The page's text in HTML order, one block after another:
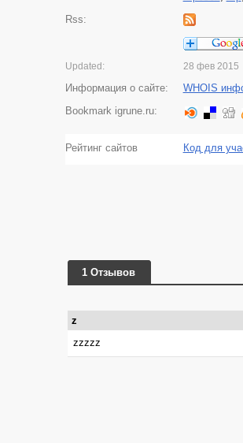
Rss:
Updated: 28 фев 2015
Информация о сайте:
WHOIS
Bookmark igrune.ru:
Рейтинг сайтов Код для
1 Отзывов
z
zzzzz